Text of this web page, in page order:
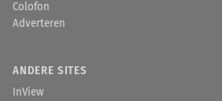
Colofon
Adverteren
ANDERE SITES
InView